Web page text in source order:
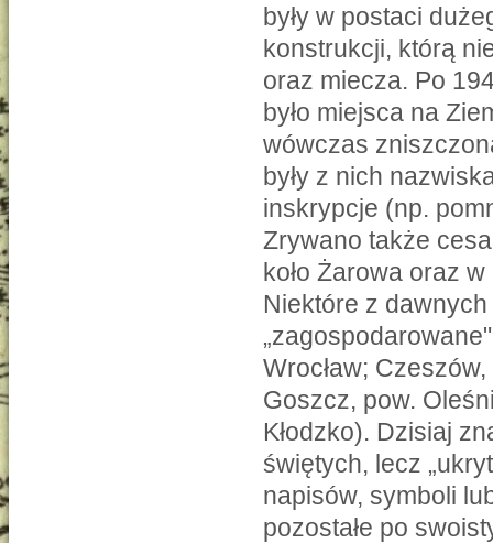
były w postaci
konstrukcji, którą
oraz miecza. Po
było miejsca na
wówczas
były z nich
inskrypcje (np.
Zrywano także
koło Żarowa oraz
Niektóre z
Wrocław;
Goszcz, pow.
Kłodzko). Dzisiaj
świętych, lecz
napisów, symboli
pozostałe po